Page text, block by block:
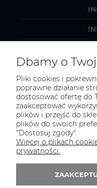
Dbamy o
Pliki cookies i
poprawne działanie
dostosować ofertę do
zaakceptować
plików i przejść do
plików do swoich
"Dostosuj zgody".
Więcej o plikach
prywatności.